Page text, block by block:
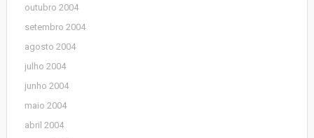
outubro 2004
setembro 2004
agosto 2004
julho 2004
junho 2004
maio 2004
abril 2004